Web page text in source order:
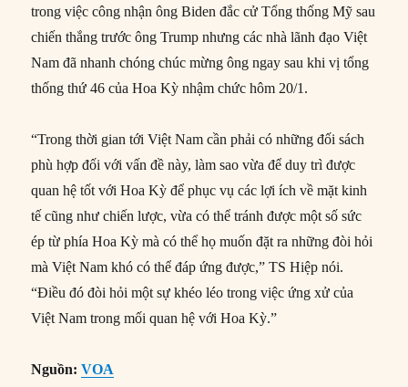
trong việc công nhận ông Biden đắc cử Tổng thống Mỹ sau
chiến thắng trước ông Trump nhưng các nhà lãnh đạo Việt
Nam đã nhanh chóng chúc mừng ông ngay sau khi vị tổng
thống thứ 46 của Hoa Kỳ nhậm chức hôm 20/1.
“Trong thời gian tới Việt Nam cần phải có những đối sách
phù hợp đối với vấn đề này, làm sao vừa để duy trì được
quan hệ tốt với Hoa Kỳ để phục vụ các lợi ích về mặt kinh
tế cũng như chiến lược, vừa có thể tránh được một số sức
ép từ phía Hoa Kỳ mà có thể họ muốn đặt ra những đòi hỏi
mà Việt Nam khó có thể đáp ứng được,” TS Hiệp nói.
“Điều đó đòi hỏi một sự khéo léo trong việc ứng xử của
Việt Nam trong mối quan hệ với Hoa Kỳ.”
Nguồn:VOA